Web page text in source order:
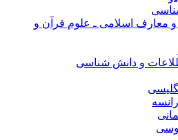
معارف اسلامی ـ علوم قرآن و
و دانش شناسی